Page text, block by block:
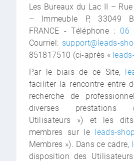
Les Bureaux du Lac II –
– Immeuble P, 33049
FRANCE - Téléphone : 06
Courriel: support@leads-
851817510 (ci-après «
Par le biais de ce Site,
faciliter la rencontre entre
recherche de
diverses prestations
Utilisateurs ») et les dits
membres sur le leads-shop
Membres »). Dans ce cadre,
disposition des